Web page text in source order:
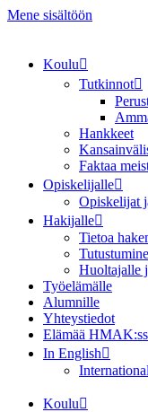
Mene sisältöön
Koulu
Tutkinnot
Hankkeet
Faktaa
Opiskelijalle
Opiskelijat
Hakijalle
Tietoa
Huoltajalle
Työelämälle
Alumnille
Yhteystiedot
Elämää
In English
Koulu